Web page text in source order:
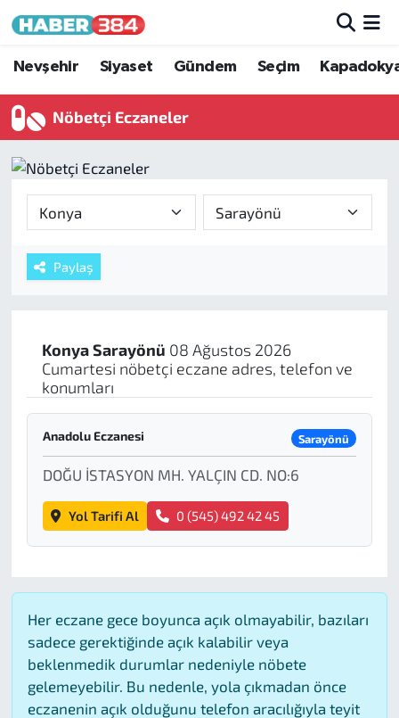
Nevşehir Siyaset Gündem Seçim
Nöbetçi Eczaneler
Paylaş
KonyaSarayönü 08 Ağustos 2026
Cumartesi nöbetçi eczane adres, telefon ve
konumları
Anadolu Eczanesi Sarayönü
DOĞU İSTASYON MH. YALÇIN CD. NO:6
Yol Tarifi Al 0 (545) 492 42 45
Her eczane gece boyunca açık olmayabilir, bazıları
sadece gerektiğinde açık kalabilir veya
beklenmedik durumlar nedeniyle nöbete
gelemeyebilir. Bu nedenle, yola çıkmadan önce
eczanenin açık olduğunu telefon aracılığıyla teyit
Nöbetçi Eczaneler
Hava Durumu
Trafik Durumu
Süper Lig Puan Durumu ve Fikstür
Tüm Manşetler
Haber Arşivi